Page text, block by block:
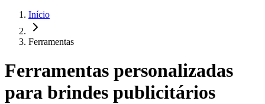
Início
Ferramentas
Ferramentas personalizadas
para brindes publicitários